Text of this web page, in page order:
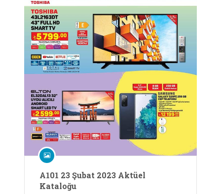
A101 23 Şubat 2023 Aktüel
Kataloğu